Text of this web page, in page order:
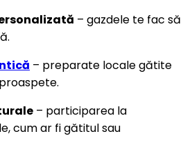
– gazdele te fac să
– preparate locale gătite
– participarea la
cum ar fi gătitul sau